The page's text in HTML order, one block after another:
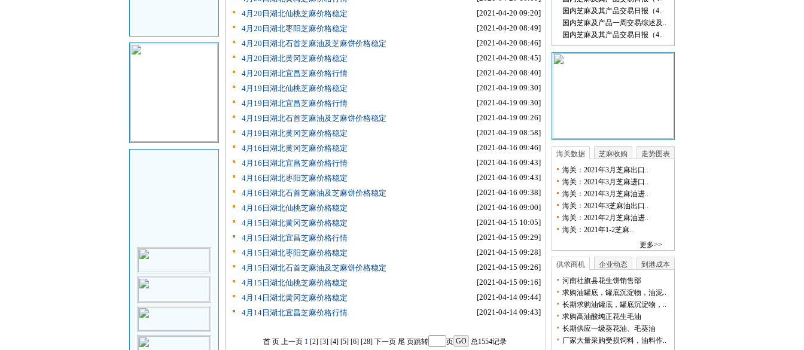
4月20日湖北仙桃芝麻价格稳定
[2021-04-20 09:20]
4月20日湖北枣阳芝麻价格稳定
[2021-04-20 08:49]
4月20日湖北石首芝麻油及芝麻饼价格稳定
[2021-04-20 08:46]
4月20日湖北黄冈芝麻价格稳定
[2021-04-20 08:45]
4月20日湖北宜昌芝麻价格行情
[2021-04-20 08:40]
4月19日湖北仙桃芝麻价格稳定
[2021-04-19 09:30]
4月19日湖北宜昌芝麻价格行情
[2021-04-19 09:30]
4月19日湖北石首芝麻油及芝麻饼价格稳定
[2021-04-19 09:26]
4月19日湖北黄冈芝麻价格稳定
[2021-04-19 08:58]
4月16日湖北黄冈芝麻价格稳定
[2021-04-16 09:46]
4月16日湖北宜昌芝麻价格行情
[2021-04-16 09:43]
4月16日湖北枣阳芝麻价格稳定
[2021-04-16 09:43]
4月16日湖北石首芝麻油及芝麻饼价格稳定
[2021-04-16 09:38]
4月16日湖北仙桃芝麻价格稳定
[2021-04-16 09:00]
4月15日湖北黄冈芝麻价格稳定
[2021-04-15 10:05]
4月15日湖北宜昌芝麻价格行情
[2021-04-15 09:29]
4月15日湖北枣阳芝麻价格稳定
[2021-04-15 09:28]
4月15日湖北石首芝麻油及芝麻饼价格稳定
[2021-04-15 09:26]
4月15日湖北仙桃芝麻价格稳定
[2021-04-15 09:16]
4月14日湖北黄冈芝麻价格稳定
[2021-04-14 09:44]
4月14日湖北宜昌芝麻价格行情
[2021-04-14 09:43]
首 页 上一页 1 [2] [3] [4] [5] [6] [28] 下一页 尾 页跳转 页 总1554记录
国内芝麻及其产品交易日报（4..
国内芝麻及产品一周交易综述及..
国内芝麻及其产品交易日报（4..
海关数据 芝麻收购
走势图表
海关：2021年3月芝麻出口..
海关：2021年3月芝麻进口..
海关：2021年3月芝麻油进..
海关：2021年3芝麻油出口..
海关：2021年2月芝麻油进..
海关：2021年1-2芝麻..
更多>>
供求商机 企业动态
到港成本
河南社旗县花生饼销售部
求购油罐底，罐底沉淀物，油泥..
长期求购油罐底，罐底沉淀物，..
求购高油酸纯正花生毛油
长期供应一级葵花油、毛葵油
厂家大量采购受损饲料，油料作..